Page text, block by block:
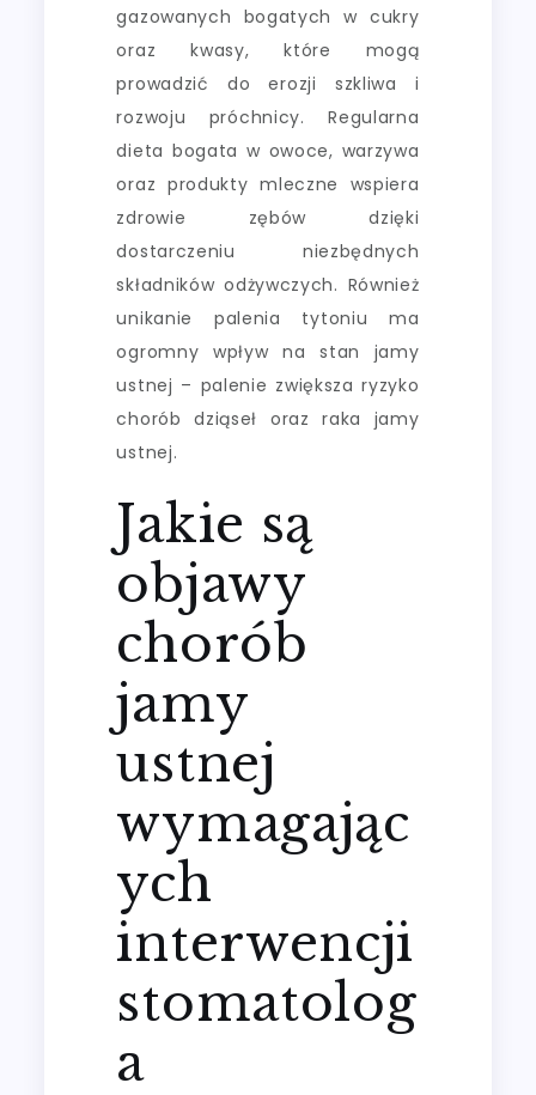
gazowanych bogatych w cukry
oraz kwasy, które mogą
prowadzić do erozji szkliwa i
rozwoju próchnicy. Regularna
dieta bogata w owoce, warzywa
oraz produkty mleczne wspiera
zdrowie zębów dzięki
dostarczeniu niezbędnych
składników odżywczych. Również
unikanie palenia tytoniu ma
ogromny wpływ na stan jamy
ustnej – palenie zwiększa ryzyko
chorób dziąseł oraz raka jamy
ustnej.
Jakie są
objawy
chorób
jamy
ustnej
wymagając
ych
interwencji
stomatolog
a